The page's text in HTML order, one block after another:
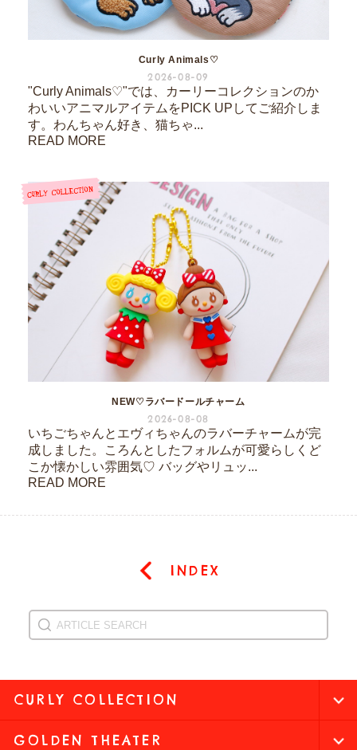
Curly Animals♡
2026-08-09
"Curly Animals♡"では、カーリーコレクションのか
わいいアニマルアイテムをPICK UPしてご紹介しま
す。わんちゃん好き、猫ちゃ...
READ MORE
NEW♡ラバードールチャーム
2026-08-08
いちごちゃんとエヴィちゃんのラバーチャームが完
成しました。ころんとしたフォルムが可愛らしくど
こか懐かしい雰囲気♡ バッグやリュッ...
READ MORE
INDEX
CURLY COLLECTION
GOLDEN THEATER